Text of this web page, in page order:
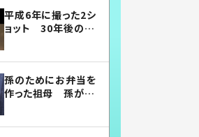
平成6年に撮った2シ
ョット 30年後の姿
孫のためにお弁当を
作った祖母 孫が絶